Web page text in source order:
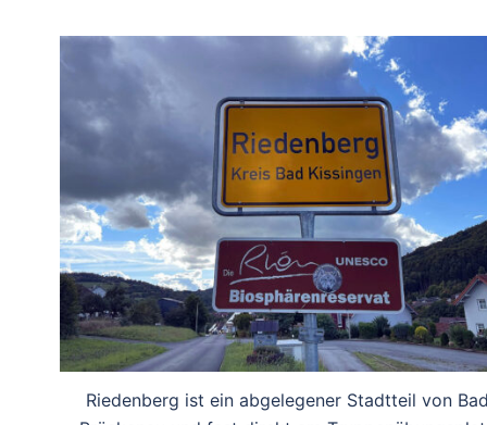
Riedenberg ist ein abgelegener Stadtteil von